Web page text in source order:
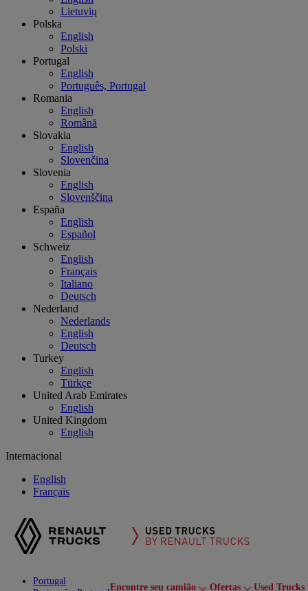
Lietuvių
Polska
English
Polski
Portugal
English
Português, Portugal
Romania
English
Română
Slovakia
English
Slovenčina
Slovenia
English
Slovenščina
España
English
Español
Schweiz
English
Français
Italiano
Deutsch
Nederland
Nederlands
English
Deutsch
Turkey
English
Türkçe
United Arab Emirates
English
United Kingdom
English
Internacional
English
Français
Portugal
Encontre seu camião Ofertas Used